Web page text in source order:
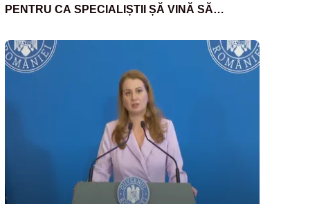
PENTRU CA SPECIALIȘTII ȘĂ VINĂ SĂ
DESPRE NUTRIȚIE, EVITAREA
DEPENDENȚELOR, EDUCAȚIA PRIN SPORT